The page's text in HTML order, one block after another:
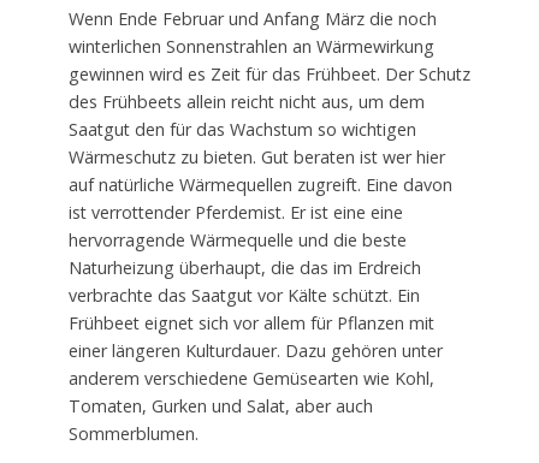
Wenn Ende Februar und Anfang März die noch
winterlichen Sonnenstrahlen an Wärmewirkung
gewinnen wird es Zeit für das Frühbeet. Der Schutz
des Frühbeets allein reicht nicht aus, um dem
Saatgut den für das Wachstum so wichtigen
Wärmeschutz zu bieten. Gut beraten ist wer hier
auf natürliche Wärmequellen zugreift. Eine davon
ist verrottender Pferdemist. Er ist eine eine
hervorragende Wärmequelle und die beste
Naturheizung überhaupt, die das im Erdreich
verbrachte das Saatgut vor Kälte schützt. Ein
Frühbeet eignet sich vor allem für Pflanzen mit
einer längeren Kulturdauer. Dazu gehören unter
anderem verschiedene Gemüsearten wie Kohl,
Tomaten, Gurken und Salat, aber auch
Sommerblumen.